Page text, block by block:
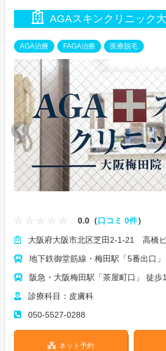
AGAスキンクリニック
AGA治療 FAGA治療 医療脱毛
0.0（口コミ 0件）
大阪府大阪市北区芝田2-1-21 高橋
地下鉄御堂筋線・梅田駅「5番出口
阪急・大阪梅田駅「茶屋町口」 徒歩
診療科目：皮膚科
050-5527-0288
ネット予約